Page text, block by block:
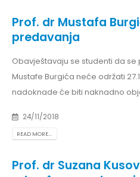
Prof. dr Mustafa
predavanja
Obavještavaju se studenti da
Mustafe Burgića neće održati
nadoknade će biti naknadno
24/11/2018
READ MORE...
Prof. dr Suzana